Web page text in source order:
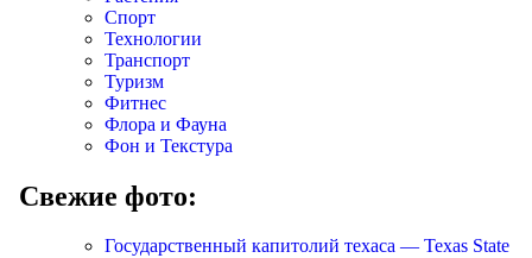
Спорт
Технологии
Транспорт
Туризм
Фитнес
Флора и Фауна
Фон и Текстура
Свежие фото:
Государственный капитолий техаса — Texas State